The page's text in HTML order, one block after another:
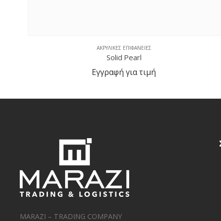
ΑΚΡΥΛΙΚΈΣ ΕΠΙΦΆΝΕΙΕΣ
Sanded Birch
Εγγραφή για τιμή
MARAZI – TRADING COMPANY